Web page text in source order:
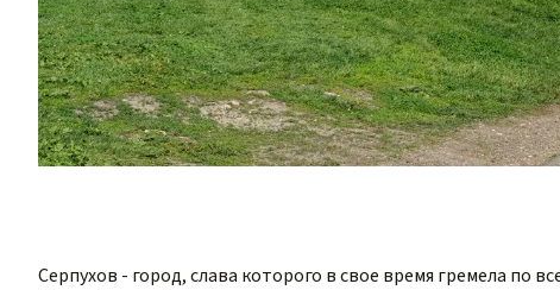
Серпухов - город, слава которого в свое время гремела по